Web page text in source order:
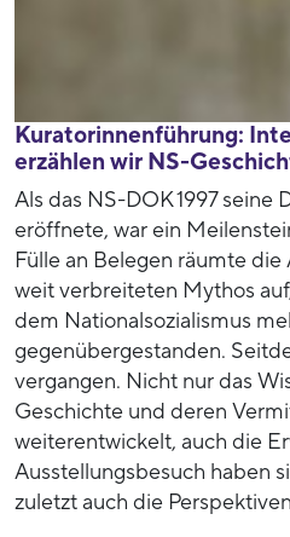
Kuratorinnenführung:
erzählen wir NS-
Als das NS-DOK 1997 seine
eröffnete, war ein
Fülle an Belegen räumte
weit verbreiteten Mythos
dem Nationalsozialismus
gegenübergestanden.
vergangen. Nicht nur das
Geschichte und deren
weiterentwickelt, auch die
Ausstellungsbesuch haben
zuletzt auch die